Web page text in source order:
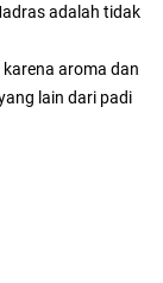
adalah tidak
aroma dan
lain dari padi